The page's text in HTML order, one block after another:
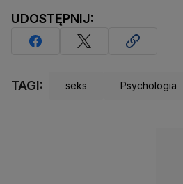
UDOSTĘPNIJ:
TAGI: seks Psychologia